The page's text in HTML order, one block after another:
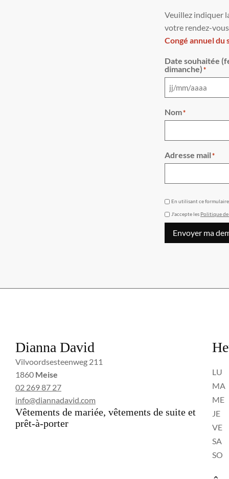
Veuillez indiquer
votre rendez-
Congé annuel du
Date souhaitée
dimanche)*
Nom*
Adresse mail*
En utilisant ce
J'accepte les Politique
Envoyer ma
Dianna David
Vilvoordsesteenweg 211
1860 Meise
02 269 87 27
info@diannadavid.com
Vêtements de mariée, vêtements de suite et
prêt-à-porter
LU
MA
ME
JE
VE
SA
SO